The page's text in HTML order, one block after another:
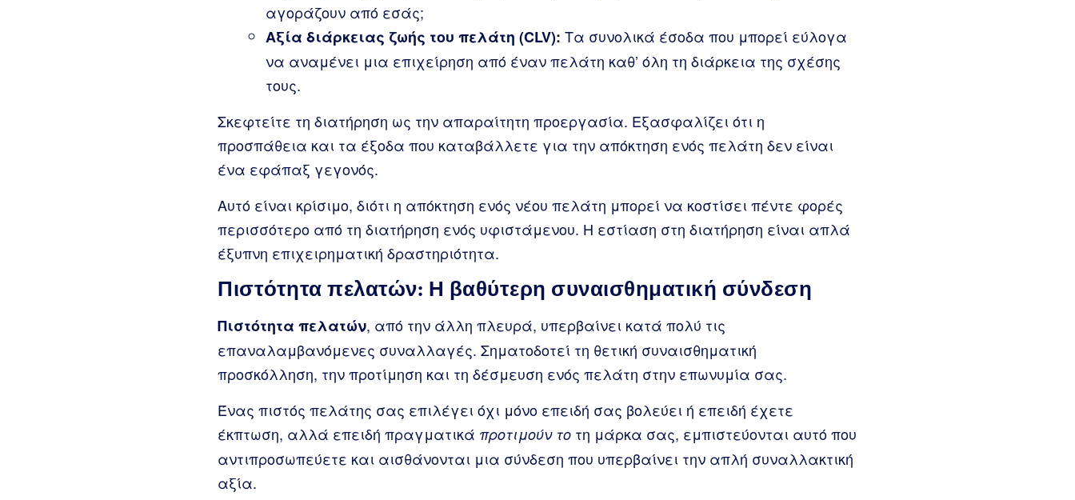
αγοράζουν από εσάς;
Αξία διάρκειας ζωής του πελάτη (CLV): Τα συνολικά έσοδα που μπορεί εύλογα
να αναμένει μια επιχείρηση από έναν πελάτη καθ’ όλη τη διάρκεια της σχέσης
τους.
Σκεφτείτε τη διατήρηση ως την απαραίτητη προεργασία. Εξασφαλίζει ότι η
προσπάθεια και τα έξοδα που καταβάλλετε για την απόκτηση ενός πελάτη δεν είναι
ένα εφάπαξ γεγονός.
Αυτό είναι κρίσιμο, διότι η απόκτηση ενός νέου πελάτη μπορεί να κοστίσει πέντε φορές
περισσότερο από τη διατήρηση ενός υφιστάμενου. Η εστίαση στη διατήρηση είναι απλά
έξυπνη επιχειρηματική δραστηριότητα.
Πιστότητα πελατών: Η βαθύτερη συναισθηματική σύνδεση
Πιστότητα πελατών, από την άλλη πλευρά, υπερβαίνει κατά πολύ τις
επαναλαμβανόμενες συναλλαγές. Σηματοδοτεί τη θετική συναισθηματική
προσκόλληση, την προτίμηση και τη δέσμευση ενός πελάτη στην επωνυμία σας.
Ένας πιστός πελάτης σας επιλέγει όχι μόνο επειδή σας βολεύει ή επειδή έχετε
έκπτωση, αλλά επειδή πραγματικά προτιμούν το τη μάρκα σας, εμπιστεύονται αυτό που
αντιπροσωπεύετε και αισθάνονται μια σύνδεση που υπερβαίνει την απλή συναλλακτική
αξία.